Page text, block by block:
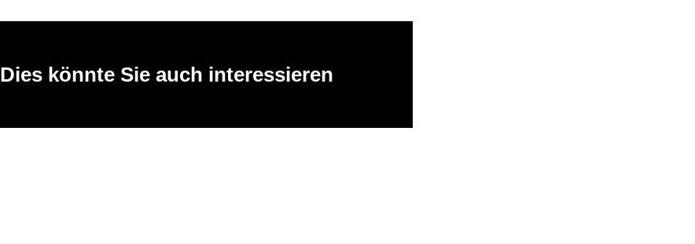
Dies könnte Sie auch interessieren